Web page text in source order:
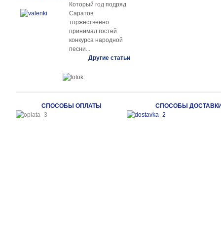
Который год подряд
Саратов
торжественно
принимал гостей
конкурса народной
песни...
Другие статьи
СПОСОБЫ ОПЛАТЫ СПОСОБЫ